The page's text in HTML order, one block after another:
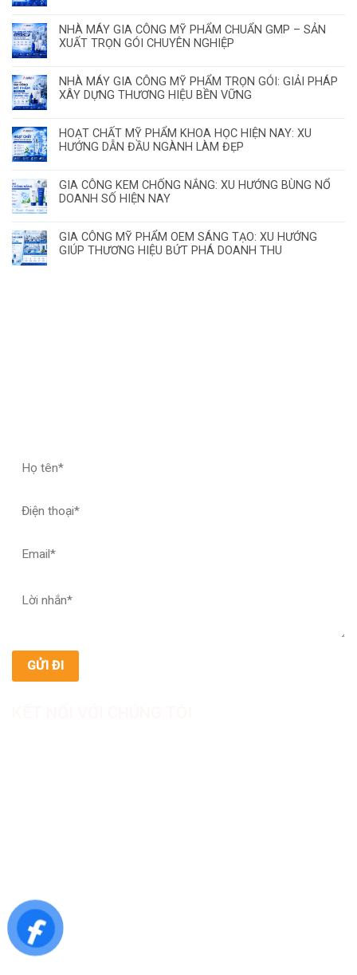
NHÀ MÁY GIA CÔNG MỸ PHẨM CHUẨN GMP – SẢN
XUẤT TRỌN GÓI CHUYÊN NGHIỆP
NHÀ MÁY GIA CÔNG MỸ PHẨM TRỌN GÓI: GIẢI PHÁP
XÂY DỰNG THƯƠNG HIỆU BỀN VỮNG
HOẠT CHẤT MỸ PHẨM KHOA HỌC HIỆN NAY: XU
HƯỚNG DẪN ĐẦU NGÀNH LÀM ĐẸP
GIA CÔNG KEM CHỐNG NẮNG: XU HƯỚNG BÙNG NỔ
DOANH SỐ HIỆN NAY
GIA CÔNG MỸ PHẨM OEM SÁNG TẠO: XU HƯỚNG
GIÚP THƯƠNG HIỆU BỨT PHÁ DOANH THU
Website: https://asialab.com.vn/
Email: giacongasialab@gmail.com